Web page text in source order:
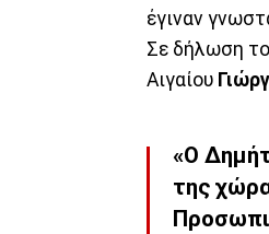
έγιναν
Σε δήλωση
Αιγαίου
«Ο
της